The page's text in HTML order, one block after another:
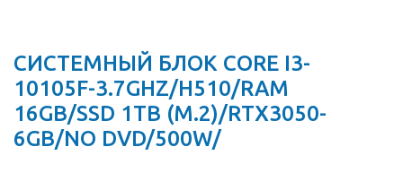
СИСТЕМНЫЙ БЛОК CORE I3-
10105F-3.7GHZ/H510/RAM
16GB/SSD 1TB (M.2)/RTX3050-
6GB/NO DVD/500W/